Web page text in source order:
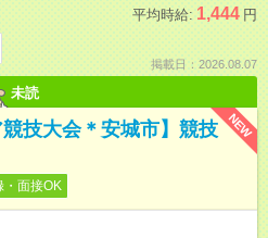
平均時給: 1,444 円
掲載日：2026.08.07
未読
NEW
技大会＊安城市】競技
・面接OK